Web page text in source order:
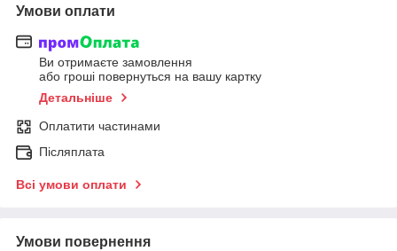
Умови оплати
Ви отримаєте замовлення
або гроші повернуться на вашу картку
Детальніше
Оплатити частинами
Післяплата
Всі умови оплати
Умови повернення